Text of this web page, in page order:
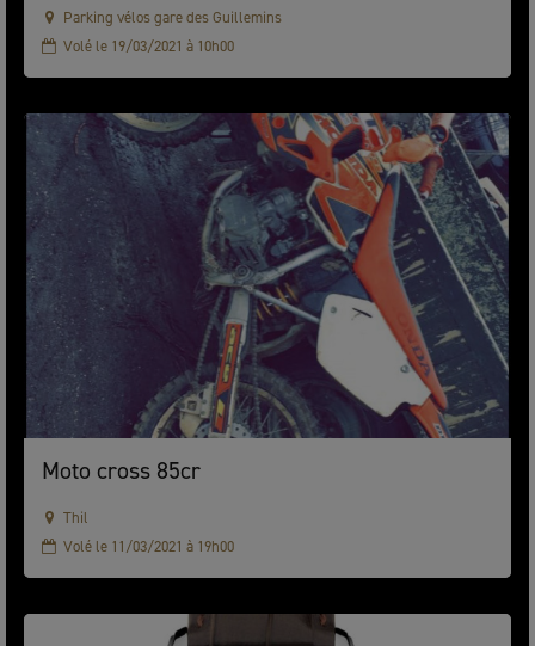
Parking vélos gare des Guillemins
Volé le 19/03/2021 à 10h00
Moto cross 85cr
Thil
Volé le 11/03/2021 à 19h00